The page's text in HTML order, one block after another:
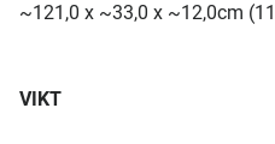
~121,0 x ~33,0 x ~12,0cm
VIKT